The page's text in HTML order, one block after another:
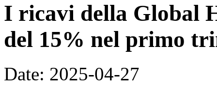
I ricavi della Global
del 15% nel primo
Date: 2025-04-27